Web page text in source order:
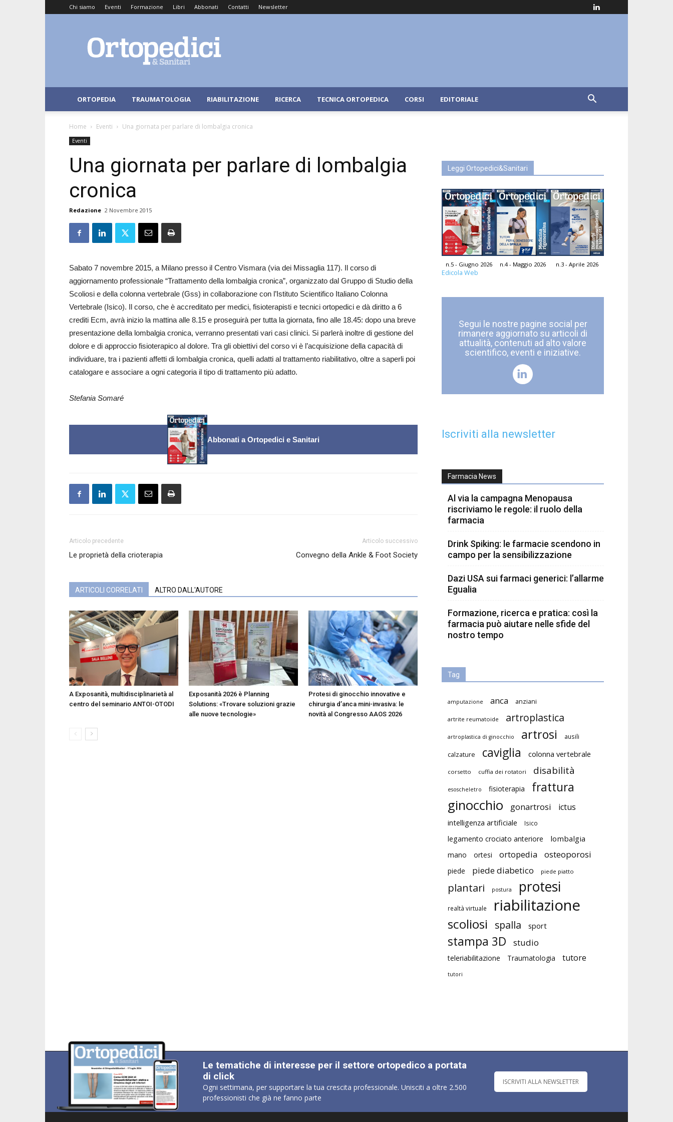
Chi siamo Eventi Formazione Libri Abbonati Contatti Newsletter
e
Sanitari
ORTOPEDIA TRAUMATOLOGIA RIABILITAZIONE RICERCA TECNICA ORTOPEDICA CORSI EDITORIALE
Home Eventi Una giornata per parlare di lombalgia cronica
Eventi
Una giornata per parlare di lombalgia
cronica
Redazione 2 Novembre 2015
Sabato 7 novembre 2015, a Milano presso il Centro Vismara (via dei Missaglia 117). Il corso di
aggiornamento professionale “Trattamento della lombalgia cronica”, organizzato dal Gruppo di Studio della
Scoliosi e della colonna vertebrale (Gss) in collaborazione con l’Istituto Scientifico Italiano Colonna
Vertebrale (Isico). Il corso, che è accreditato per medici, fisioterapisti e tecnici ortopedici e dà diritto a 6
crediti Ecm, avrà inizio la mattina alle 8.15 e proseguirà per tutta la giornata, fino alle 18.45: dopo una breve
presentazione della lombalgia cronica, verranno presentati vari casi clinici. Si parlerà inoltre di gestione del
dolore e di approccio fisioterapico al dolore. Tra gli obiettivi del corso vi è l’acquisizione della capacità di
individuare, tra i pazienti affetti di lombalgia cronica, quelli adatti al trattamento riabilitativo, oltre a saperli poi
catalogare e associare a ogni categoria il tipo di trattamento più adatto.
Stefania Somaré
Abbonati a Ortopedici e Sanitari
Articolo precedente
Le proprietà della crioterapia
Articolo successivo
Convegno della Ankle & Foot Society
ARTICOLI CORRELATI ALTRO DALL'AUTORE
A Exposanità, multidisciplinarietà al
centro del seminario ANTOI-OTODI
Exposanità 2026 è Planning
Solutions: «Trovare soluzioni grazie
alle nuove tecnologie»
Protesi di ginocchio innovative e
chirurgia d’anca mini-invasiva: le
novità al Congresso AAOS 2026
Leggi Ortopedici&Sanitari
n.5 - Giugno 2026 n.4 - Maggio 2026 n.3 - Aprile 2026
Edicola Web
Segui le nostre pagine social per
rimanere aggiornato su articoli di
attualità, contenuti ad alto valore
scientifico, eventi e iniziative.
Iscriviti alla newsletter
Farmacia News
Al via la campagna Menopausa
riscriviamo le regole: il ruolo della
farmacia
Drink Spiking: le farmacie scendono in
campo per la sensibilizzazione
Dazi USA sui farmaci generici: l’allarme
Egualia
Formazione, ricerca e pratica: così la
farmacia può aiutare nelle sfide del
nostro tempo
Tag
amputazione anca anziani
artrite reumatoide artroplastica
artroplastica di ginocchio artrosi ausili
calzature caviglia colonna vertebrale
corsetto cuffia dei rotatori disabilità
esoscheletro fisioterapia frattura
ginocchio gonartrosi ictus
intelligenza artificiale Isico
legamento crociato anteriore lombalgia
mano ortesi ortopedia osteoporosi
piede piede diabetico piede piatto
plantari postura protesi
realtà virtuale riabilitazione
scoliosi spalla sport
stampa 3D studio
teleriabilitazione Traumatologia tutore
tutori
Le tematiche di interesse per il settore ortopedico a portata
di click
Ogni settimana, per supportare la tua crescita professionale. Unisciti a oltre 2.500
professionisti che già ne fanno parte
ISCRIVITI ALLA NEWSLETTER